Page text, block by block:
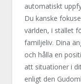
automatiskt
Du kanske
världen, i stället
familjeliv. Dina
och hålla en
att situationer i
enligt den